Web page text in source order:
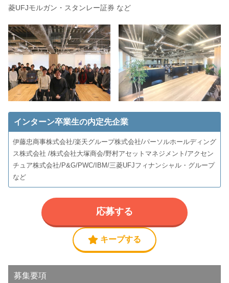
菱UFJモルガン・スタンレー証券 など
インターン卒業生の内定先企業
伊藤忠商事株式会社/楽天グループ株式会社/パーソルホールディング
ス株式会社 /株式会社大塚商会/野村アセットマネジメント/アクセン
チュア株式会社/P&G/PWC/IBM/三菱UFJフィナンシャル・グループ
など
キープする
応募する
募集要項